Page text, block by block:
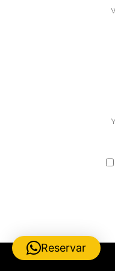
Reservar